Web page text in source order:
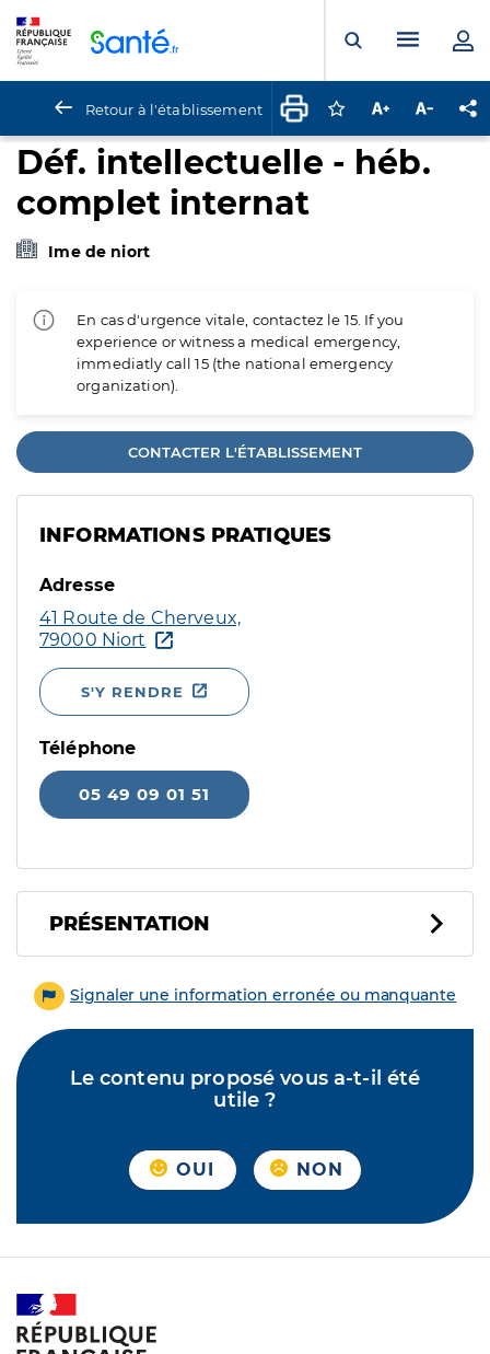
Ouvrir laMenu
Retour à l'établissement Connectez-vous
Augmenter la
Déf. intellectuelle - héb.
complet internat
Ime de niort
En cas d'urgence vitale, contactez le 15. If you
experience or witness a medical emergency,
immediatly call 15 (the national emergency
organization).
CONTACTER L'ÉTABLISSEMENT
INFORMATIONS PRATIQUES
Adresse
41 Route de Cherveux,
79000 Niort
S'Y RENDRE
Téléphone
05 49 09 01 51
PRÉSENTATION
Signaler une information erronée ou manquante
Le contenu proposé vous a-t-il été
utile ?
OUI NON